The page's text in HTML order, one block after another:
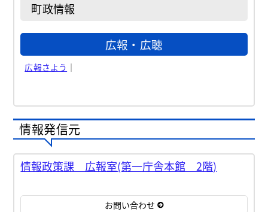
町政情報
広報・広聴
広報さよう ｜
情報発信元
情報政策課 広報室(第一庁舎本館 2階)
お問い合わせ